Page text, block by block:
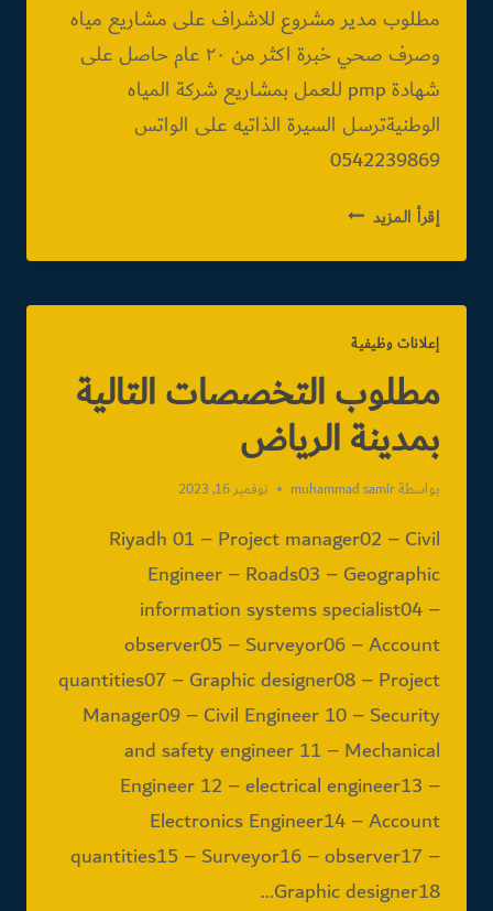
مطلوب مدير مشروع للاشراف على مشاريع مياه
وصرف صحي خبرة اكثر من ٢٠ عام حاصل على
شهادة pmp للعمل بمشاريع شركة المياه
الوطنيةترسل السيرة الذاتيه على الواتس
0542239869
إقرأ المزيد مطلوب
مشروع
إعلانات وظيفية
مطلوب التخصصات التالية
بمدينة الرياض
بواسطةmuhammad samir نوفمبر 16, 2023
Riyadh 01 – Project manager02 – Civil
Engineer – Roads03 – Geographic
information systems specialist04 –
observer05 – Surveyor06 – Account
quantities07 – Graphic designer08 – Project
Manager09 – Civil Engineer 10 – Security
and safety engineer 11 – Mechanical
Engineer 12 – electrical engineer13 –
Electronics Engineer14 – Account
quantities15 – Surveyor16 – observer17 –
Graphic designer18…